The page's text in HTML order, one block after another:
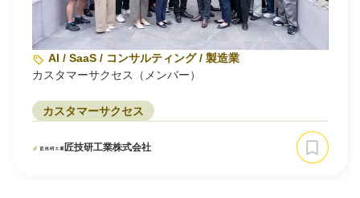
AI / SaaS / コンサルティング / 製造業
カスタマーサクセス（メンバー）
カスタマーサクセス
匠技研工業株式会社